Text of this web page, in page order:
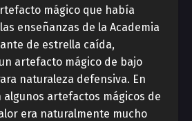
mágico que había
enseñanzas de la Academia
de estrella caída,
artefacto mágico de bajo
naturaleza defensiva. En
algunos artefactos mágicos de
era naturalmente mucho